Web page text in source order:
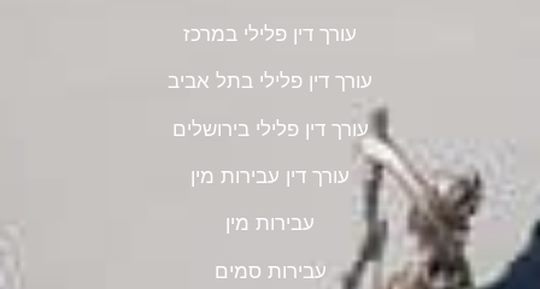
עורך דין פלילי במרכז
עורך דין פלילי בתל אביב
עורך דין פלילי בירושלים
עורך דין עבירות מין
עבירות מין
עבירות סמים